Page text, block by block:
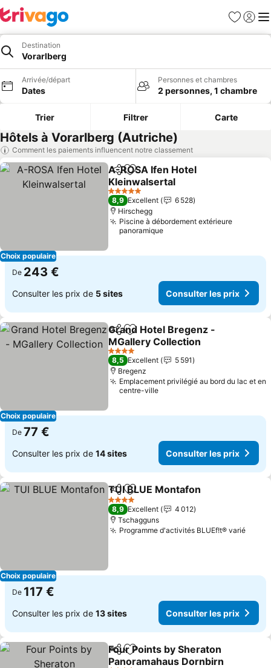
Favoris
Se
Destination
Vorarlberg
Arrivée/départ
Dates
Personnes et chambres
2 personnes, 1 chambre
Trier Filtrer Carte
Hôtels à Vorarlberg (Autriche)
Comment les paiements influencent notre classement
Choix populaire
PartagerAjouter à mes favoris
A-ROSA Ifen Hotel
Kleinwalsertal
5 Étoiles
8,9 Excellent
6 528
Hirschegg
Piscine à débordement extérieure
panoramique
De 243 €
Consulter les prix de 5 sites Consulter les prix
Choix populaire
PartagerAjouter à mes favoris
Grand Hotel Bregenz -
MGallery Collection
4 Étoiles
8,5 Excellent
5 591
Bregenz
Emplacement privilégié au bord du lac et en
centre-ville
De 77 €
Consulter les prix de 14 sites Consulter les prix
Choix populaire
PartagerAjouter à mes favoris
TUI BLUE Montafon
4 Étoiles
8,9 Excellent
4 012
Tschagguns
Programme d'activités BLUEf!t® varié
De 117 €
Consulter les prix de 13 sites Consulter les prix
PartagerAjouter à mes favoris
Four Points by Sheraton
Panoramahaus Dornbirn